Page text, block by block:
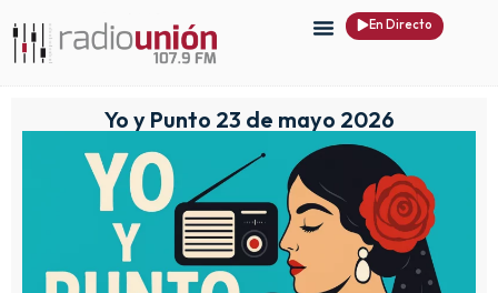
En Directo
Yo y Punto 23 de mayo 2026